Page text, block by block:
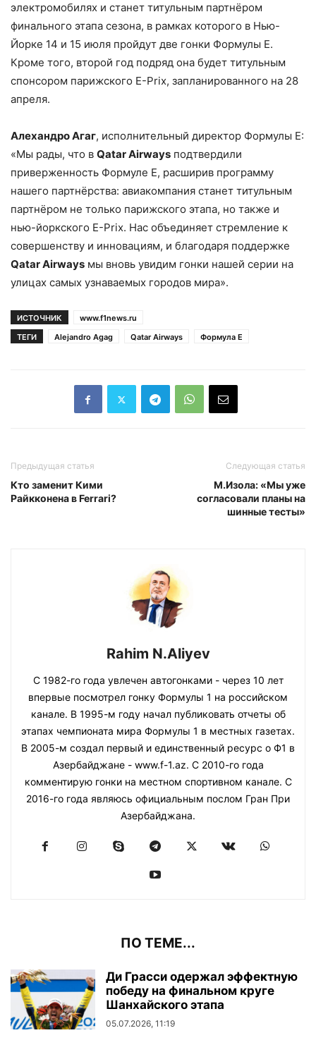
электромобилях и станет титульным партнёром
финального этапа сезона, в рамках которого в Нью-
Йорке 14 и 15 июля пройдут две гонки Формулы E.
Кроме того, второй год подряд она будет титульным
спонсором парижского E-Prix, запланированного на 28
апреля.
Алехандро Агаг, исполнительный директор Формулы E:
«Мы рады, что в Qatar Airways подтвердили
приверженность Формуле E, расширив программу
нашего партнёрства: авиакомпания станет титульным
партнёром не только парижского этапа, но также и
нью-йоркского E-Prix. Нас объединяет стремление к
совершенству и инновациям, и благодаря поддержке
Qatar Airways мы вновь увидим гонки нашей серии на
улицах самых узнаваемых городов мира».
ИСТОЧНИК
www.f1news.ru
ТЕГИ
Alejandro Agag Qatar Airways Формула Е
Предыдущая статья
Кто заменит Кими
Райкконена в Ferrari?
Следующая статья
М.Изола: «Мы уже
согласовали планы на
шинные тесты»
Rahim N.Aliyev
С 1982-го года увлечен автогонками - через 10 лет
впервые посмотрел гонку Формулы 1 на российском
канале. В 1995-м году начал публиковать отчеты об
этапах чемпионата мира Формулы 1 в местных газетах.
В 2005-м создал первый и единственный ресурс о Ф1 в
Азербайджане - www.f-1.az. С 2010-го года
комментирую гонки на местном спортивном канале. С
2016-го года являюсь официальным послом Гран При
Азербайджана.
ПО ТЕМЕ...
Ди Грасси одержал эффектную
победу на финальном круге
Шанхайского этапа
05.07.2026, 11:19